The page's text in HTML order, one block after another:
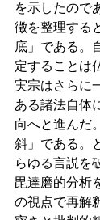
を示したので
徴を整理する
底」である。
定することは
実宗はさらに
ある諸法自体
向へと進んだ
斜」である。
らゆる言説を
毘達磨的分析
の視点で再解